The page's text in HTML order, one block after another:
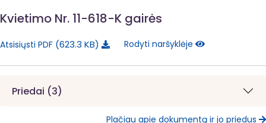
Kvietimo Nr. 11-618-K gairės
Atsisiųsti PDF 623.3 KB Rodyti naršyklėje
Priedai (3)
Plačiau apie dokumentą ir jo priedus